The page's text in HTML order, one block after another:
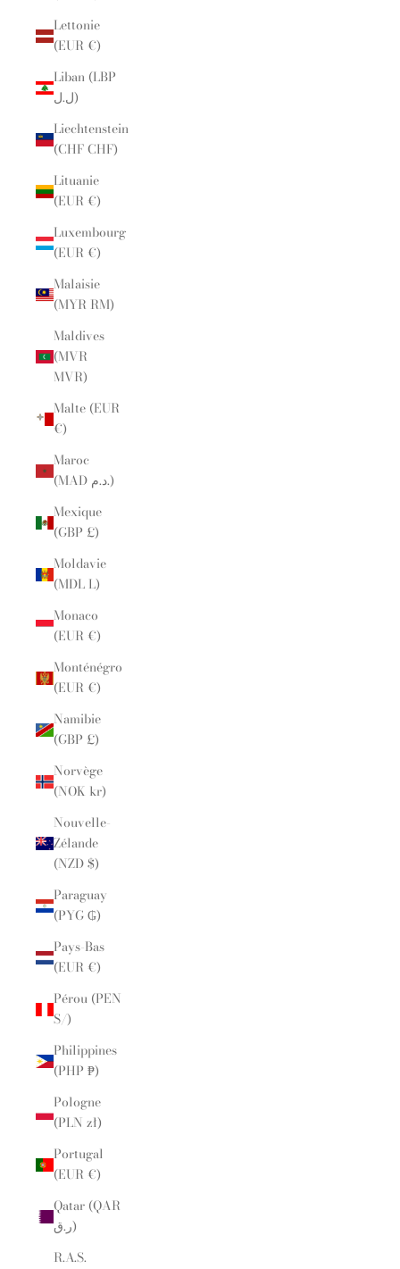
Lettonie
(EUR €)
Liban (LBP
ل.ل)
Liechtenstein
(CHF CHF)
Lituanie
(EUR €)
Luxembourg
(EUR €)
Malaisie
(MYR RM)
Maldives
(MVR
MVR)
Malte (EUR
€)
Maroc
(MAD د.م.)
Mexique
(GBP £)
Moldavie
(MDL L)
Monaco
(EUR €)
Monténégro
(EUR €)
Namibie
(GBP £)
Norvège
(NOK kr)
Nouvelle-
Zélande
(NZD $)
Paraguay
(PYG ₲)
Pays-Bas
(EUR €)
Pérou (PEN
S/)
Philippines
(PHP ₱)
Pologne
(PLN zł)
Portugal
(EUR €)
Qatar (QAR
ر.ق)
R.A.S.